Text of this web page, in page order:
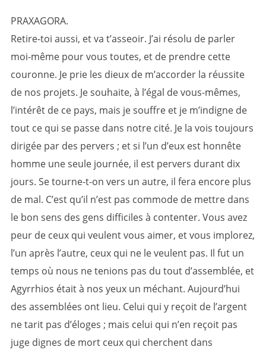
PRAXAGORA.
Retire-toi aussi, et va t’asseoir. J’ai résolu de parler
moi-même pour vous toutes, et de prendre cette
couronne. Je prie les dieux de m’accorder la réussite
de nos projets. Je souhaite, à l’égal de vous-mêmes,
l’intérêt de ce pays, mais je souffre et je m’indigne de
tout ce qui se passe dans notre cité. Je la vois toujours
dirigée par des pervers ; et si l’un d’eux est honnête
homme une seule journée, il est pervers durant dix
jours. Se tourne-t-on vers un autre, il fera encore plus
de mal. C’est qu’il n’est pas commode de mettre dans
le bon sens des gens difficiles à contenter. Vous avez
peur de ceux qui veulent vous aimer, et vous implorez,
l’un après l’autre, ceux qui ne le veulent pas. Il fut un
temps où nous ne tenions pas du tout d’assemblée, et
Agyrrhios était à nos yeux un méchant. Aujourd’hui
des assemblées ont lieu. Celui qui y reçoit de l’argent
ne tarit pas d’éloges ; mais celui qui n’en reçoit pas
juge dignes de mort ceux qui cherchent dans